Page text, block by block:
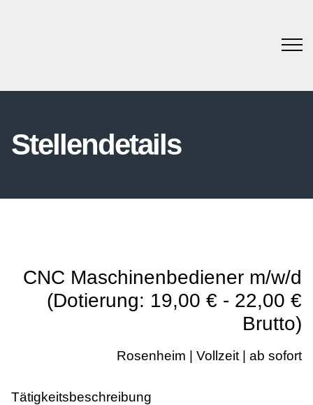
Stellendetails
CNC Maschinenbediener m/w/d
(Dotierung: 19,00 € - 22,00 €
Brutto)
Rosenheim | Vollzeit | ab sofort
Tätigkeitsbeschreibung